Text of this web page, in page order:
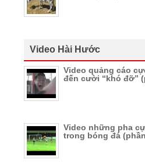
Video Hài Hước
Video quảng cáo
đến cười “khó đỡ”
Video những pha
trong bóng đá